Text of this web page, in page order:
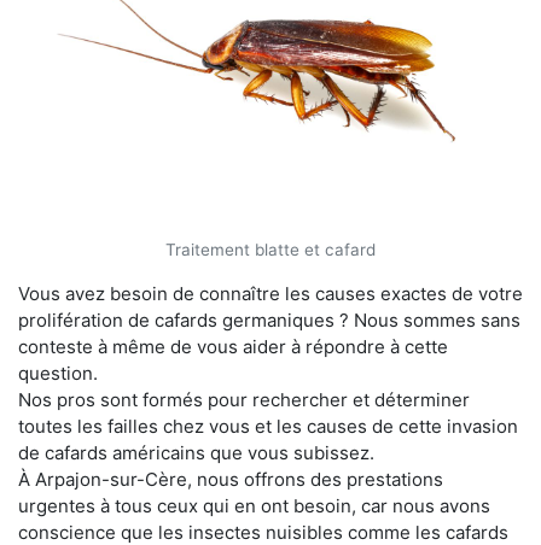
Traitement blatte et cafard
Vous avez besoin de connaître les causes exactes de votre
prolifération de cafards germaniques ? Nous sommes sans
conteste à même de vous aider à répondre à cette
question.
Nos pros sont formés pour rechercher et déterminer
toutes les failles chez vous et les causes de cette invasion
de cafards américains que vous subissez.
À Arpajon-sur-Cère, nous offrons des prestations
urgentes à tous ceux qui en ont besoin, car nous avons
conscience que les insectes nuisibles comme les cafards